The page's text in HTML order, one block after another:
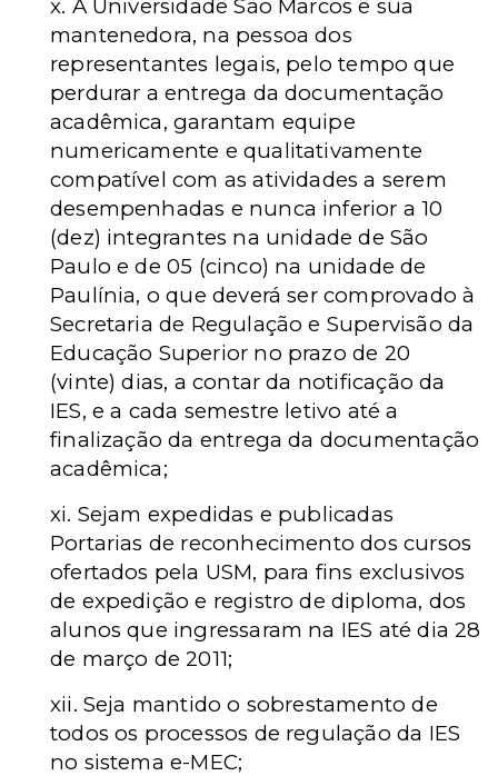
x. A Universidade São Marcos e sua
mantenedora, na pessoa dos
representantes legais, pelo tempo que
perdurar a entrega da documentação
acadêmica, garantam equipe
numericamente e qualitativamente
compatível com as atividades a serem
desempenhadas e nunca inferior a 10
(dez) integrantes na unidade de São
Paulo e de 05 (cinco) na unidade de
Paulínia, o que deverá ser comprovado à
Secretaria de Regulação e Supervisão da
Educação Superior no prazo de 20
(vinte) dias, a contar da notificação da
IES, e a cada semestre letivo até a
finalização da entrega da documentação
acadêmica;
xi. Sejam expedidas e publicadas
Portarias de reconhecimento dos cursos
ofertados pela USM, para fins exclusivos
de expedição e registro de diploma, dos
alunos que ingressaram na IES até dia 28
de março de 2011;
xii. Seja mantido o sobrestamento de
todos os processos de regulação da IES
no sistema e-MEC;